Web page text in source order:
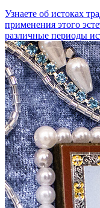
Узнаете об истоках
применения этого
различные периоды